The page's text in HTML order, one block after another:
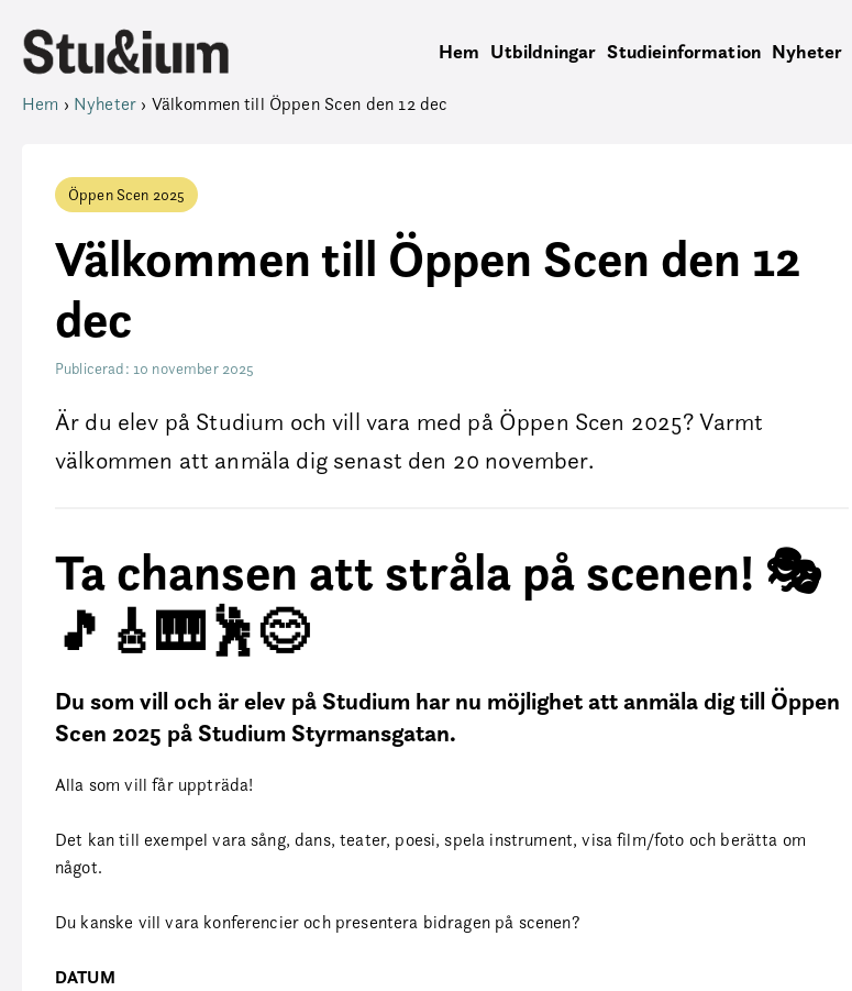
Hem Utbildningar Studieinformation Nyheter
Hem › Nyheter › Välkommen till Öppen Scen den 12 dec
Öppen Scen 2025
Välkommen till Öppen Scen den 12
dec
Publicerad: 10 november 2025
Är du elev på Studium och vill vara med på Öppen Scen 2025? Varmt
välkommen att anmäla dig senast den 20 november.
Ta chansen att stråla på scenen! 🎭
🎵🎸🎹🕺😊
Du som vill och är elev på Studium har nu möjlighet att anmäla dig till Öppen
Scen 2025 på Studium Styrmansgatan.
Alla som vill får uppträda!
Det kan till exempel vara sång, dans, teater, poesi, spela instrument, visa film/foto och berätta om
något.
Du kanske vill vara konferencier och presentera bidragen på scenen?
DATUM